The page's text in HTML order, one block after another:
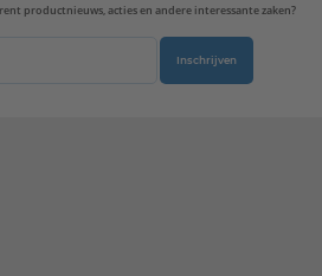
productnieuws, acties en andere interessante zaken?
Inschrijven